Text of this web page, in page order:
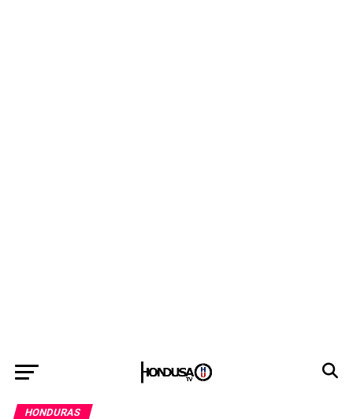
HONDURAS